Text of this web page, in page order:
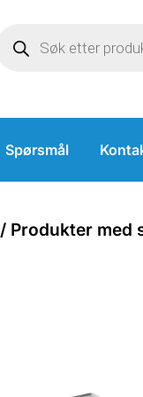
Spørsmål
/ Produkter med